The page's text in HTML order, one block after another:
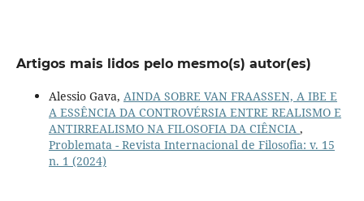
Artigos mais lidos pelo mesmo(s) autor(es)
Alessio Gava, AINDA SOBRE VAN FRAASSEN, A IBE E
A ESSÊNCIA DA CONTROVÉRSIA ENTRE REALISMO E
ANTIRREALISMO NA FILOSOFIA DA CIÊNCIA ,
Problemata - Revista Internacional de Filosofia: v. 15
n. 1 (2024)